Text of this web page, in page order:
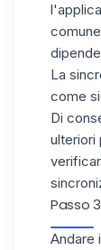
La
come
Di
ulteriori
Passo
Andare